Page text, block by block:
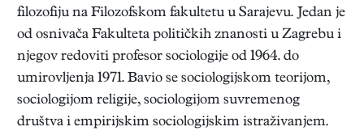
filozofiju na Filozofskom fakultetu u Sarajevu. Jedan je
od osnivača Fakulteta političkih znanosti u Zagrebu i
njegov redoviti profesor sociologije od 1964. do
umirovljenja 1971. Bavio se sociologijskom teorijom,
sociologijom religije, sociologijom suvremenog
društva i empirijskim sociologijskim istraživanjem.